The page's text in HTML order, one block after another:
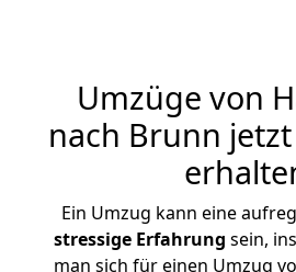
Umzüge von
nach Brunn
Ein Umzug kann eine
stressige Erfahrung sein,
man sich für einen Umzug